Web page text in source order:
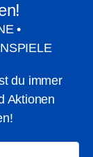
•
du immer
Aktionen